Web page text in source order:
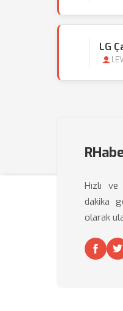
LG
Hızlı
dakika
olarak